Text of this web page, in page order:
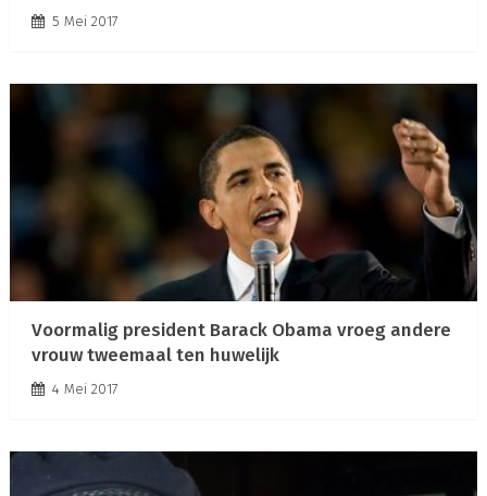
5 Mei 2017
Voormalig president Barack Obama vroeg andere
vrouw tweemaal ten huwelijk
4 Mei 2017